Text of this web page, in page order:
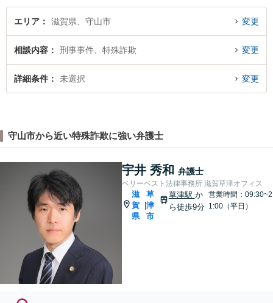
エリア 滋賀県、守山市 変更
相談内容 刑事事件、特殊詐欺 変更
詳細条件 未選択 変更
守山市から近い特殊詐欺に強い弁護士
宇井 秀和 弁護士
ベリーベスト法律事務所 滋賀草津オフィス
滋
賀
県
草
津
市
草津駅 か
ら徒歩9分
営業時間：09:30~2
1:00（平日）